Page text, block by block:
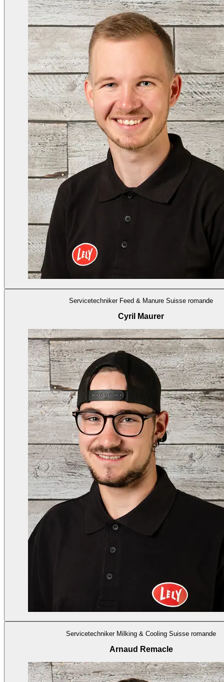
Servicetechniker Feed & Manure Suisse romande
Cyril Maurer
Servicetechniker Milking & Cooling Suisse romande
Arnaud Remacle